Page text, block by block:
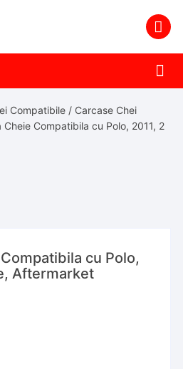
Compatibile / Carcase Chei
Cheie Compatibila cu Polo, 2011, 2
cu Polo,
Aftermarket